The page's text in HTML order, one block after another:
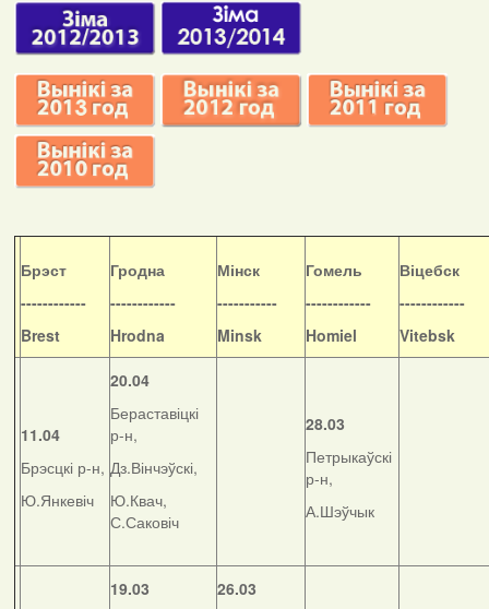
Брэст
------------
Brest
Гродна
------------
Hrodna
Мінск
-----------
Minsk
Гомель
------------
Homiel
Віцебск
------------
Vitebsk
11.04
Брэсцкі р-н,
Ю.Янкевіч
20.04
Бераставіцкі
р-н,
Дз.Вінчэўскі,
Ю.Квач,
С.Саковіч
28.03
Петрыкаўскі
р-н,
А.Шэўчык
19.03
26.03